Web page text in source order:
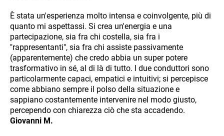
È stata un'esperienza molto intensa e coinvolgente, più di
quanto mi aspettassi. Si crea un'energia e una
partecipazione, sia fra chi costella, sia fra i
"rappresentanti", sia fra chi assiste passivamente
(apparentemente) che credo abbia un super potere
trasformativo in sé, al di là di tutto. I due conduttori sono
particolarmente capaci, empatici e intuitivi; si percepisce
come abbiano sempre il polso della situazione e
sappiano costantemente intervenire nel modo giusto,
percependo con chiarezza ciò che sta accadendo.
Giovanni M.